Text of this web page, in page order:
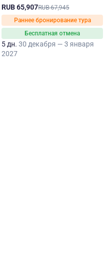
RUB 65,907RUB 67,945
Раннее бронирование тура
Бесплатная отмена
5 дн. 30 декабря — 3 января
2027